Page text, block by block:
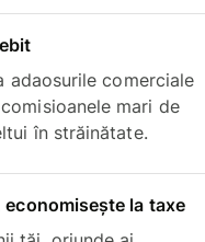
comerciale
mari de
în străinătate.
la taxe